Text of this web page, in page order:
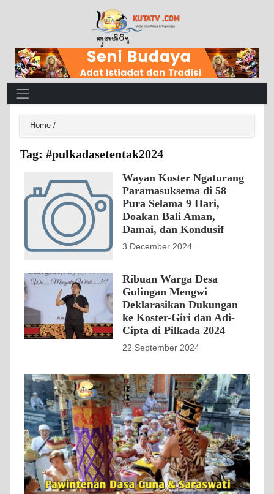
Main Navigation
Home /
Tag: #pulkadasetentak2024
Wayan Koster Ngaturang
Paramasuksema di 58
Pura Selama 9 Hari,
Doakan Bali Aman,
Damai, dan Kondusif
3 December 2024
Ribuan Warga Desa
Gulingan Mengwi
Deklarasikan Dukungan
ke Koster-Giri dan Adi-
Cipta di Pilkada 2024
22 September 2024